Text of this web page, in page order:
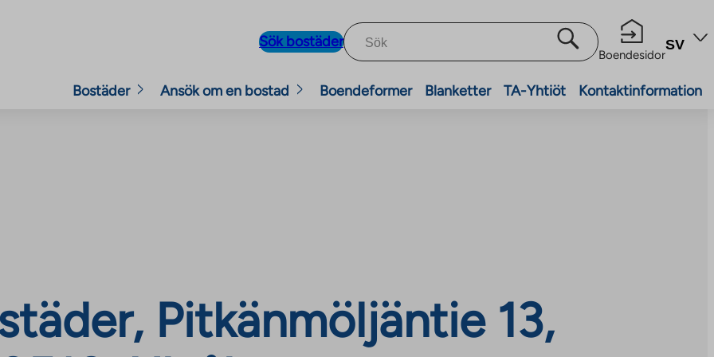
Sök bostäder
Boendesidor
SV
Bostäder Ansök om en bostad Boendeformer Blanketter TA-Yhtiöt Kontaktinformation
Pitkänmöljäntie 13,